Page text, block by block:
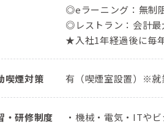
◎eラーニング：無制
◎レストラン：会計
★入社1年経過後に毎
喫煙対策 有（喫煙室設置）※就
・研修制度 ・機械・電気・ITや